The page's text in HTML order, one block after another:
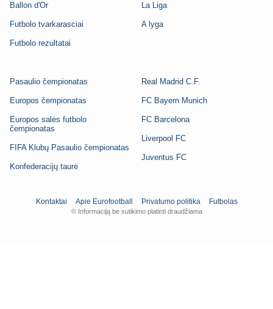
Ballon d'Or
Futbolo tvarkarasciai
Futbolo rezultatai
La Liga
A lyga
Pasaulio čempionatas
Europos čempionatas
Europos salės futbolo
čempionatas
FIFA Klubų Pasaulio čempionatas
Konfederacijų taurė
Real Madrid C.F.
FC Bayern Munich
FC Barcelona
Liverpool FC
Juventus FC
Kontaktai Apie Eurofootball Privatumo politika Futbolas
© Informaciją be sutikimo platinti draudžiama